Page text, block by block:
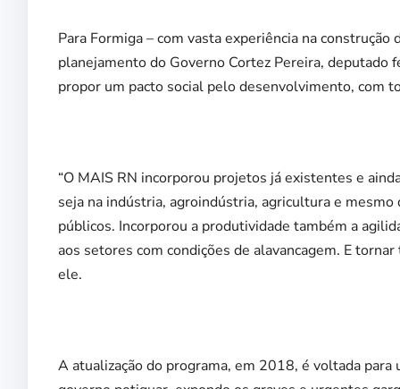
Para Formiga – com vasta experiência na
planejamento do Governo Cortez Pereira, deputado
propor um pacto social pelo desenvolvimento, com
“O MAIS RN incorporou projetos já existentes e
seja na indústria, agroindústria, agricultura e
públicos. Incorporou a produtividade também a
aos setores com condições de alavancagem. E
ele.
A atualização do programa, em 2018, é voltada